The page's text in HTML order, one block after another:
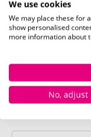
Sofort
So einfach
We use cookies
We may place these for
show personalised
more information about
No, adjust